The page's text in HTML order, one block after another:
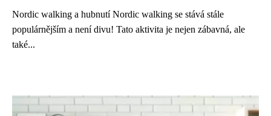
Nordic walking a hubnutí Nordic walking se stává stále
populárnějším a není divu! Tato aktivita je nejen zábavná, ale
také...